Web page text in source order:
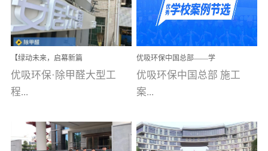
权，获得高新技术企业称
号。生产优势自主生产自
给自足，优吸公司于2015
在广州番禺区成功建立产
品线生产基地，工厂拥有
自动化生产设备和成熟的
选择源头源材料、严控产
品质量，我们每一批的生
【绿动未来，启幕新篇
章】优吸环保中标深圳安
居乐寓，超大型工装室内
空气治理项目顺利启航，
优吸环保·除甲醛大型工
程...
案例【深圳安居乐寓】室
优吸环保中国总部——学
校施工案例(节选)
优吸环保中国总部 施工
案...
例(学校工装节选)广州南沙